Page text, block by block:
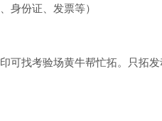
身份证、发票等）
找考验场黄牛帮忙拓。只拓